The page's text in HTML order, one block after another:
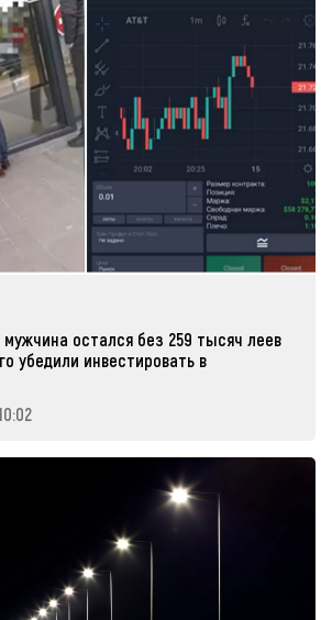
остался без 259 тысяч леев
убедили инвестировать в